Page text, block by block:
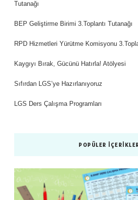
Tutanağı
BEP Geliştirme Birimi 3.Toplantı Tutanağı
RPD Hizmetleri Yürütme Komisyonu
Kaygıyı Bırak, Gücünü Hatırla! Atölyesi
Sıfırdan LGS’ye Hazırlanıyoruz
LGS Ders Çalışma Programları
POPÜLER